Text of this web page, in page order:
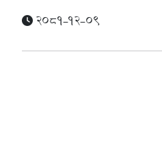
2081-12-09